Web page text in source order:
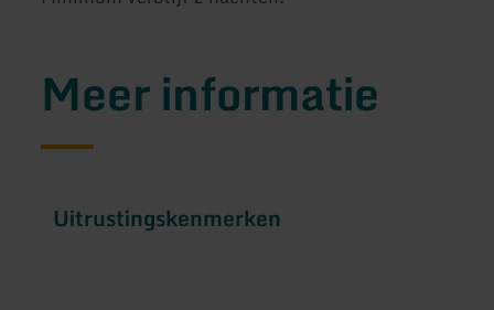
Meer informatie
Uitrustingskenmerken